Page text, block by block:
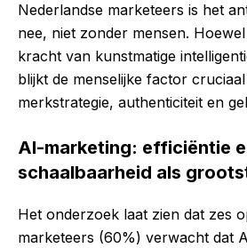
Nederlandse marketeers is het
nee, niet zonder mensen.
kracht van kunstmatige
blijkt de menselijke factor
merkstrategie, authenticiteit en
AI-marketing: efficiëntie
schaalbaarheid als
Het onderzoek laat zien dat zes
marketeers (60%) verwacht dat